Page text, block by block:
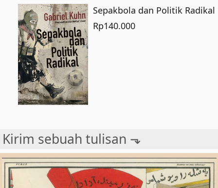
Sepakbola dan Politik Radikal
Rp140.000
Kirim sebuah tulisan ⬎